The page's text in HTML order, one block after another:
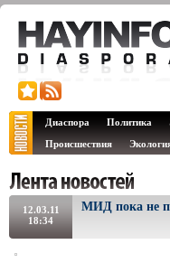
Диаспора Политика
Происшествия
12.03.11
18:34
МИД пока не